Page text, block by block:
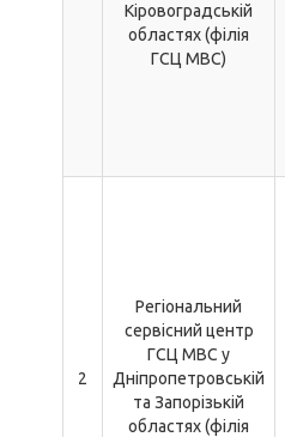
Кіровоградській
областях (філія
ГСЦ МВС)
2
Регіональний
сервісний центр
ГСЦ МВС у
Дніпропетровській
та Запорізькій
областях (філія